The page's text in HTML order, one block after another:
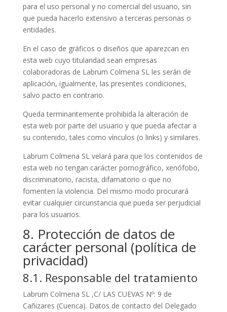
para el uso personal y no comercial del usuario, sin
que pueda hacerlo extensivo a terceras personas o
entidades.
En el caso de gráficos o diseños que aparezcan en
esta web cuyo titularidad sean empresas
colaboradoras de Labrum Colmena SL les serán de
aplicación, igualmente, las presentes condiciones,
salvo pacto en contrario.
Queda terminantemente prohibida la alteración de
esta web por parte del usuario y que pueda afectar a
su contenido, tales como vínculos (o links) y similares.
Labrum Colmena SL velará para que los contenidos de
esta web no tengan carácter pornográfico, xenófobo,
discriminatorio, racista, difamatorio o que no
fomenten la violencia. Del mismo modo procurará
evitar cualquier circunstancia que pueda ser perjudicial
para los usuarios.
8. Protección de datos de
carácter personal (política de
privacidad)
8.1. Responsable del tratamiento
Labrum Colmena SL ,C/ LAS CUEVAS Nº: 9 de
Cañizares (Cuenca). Datos de contacto del Delegado